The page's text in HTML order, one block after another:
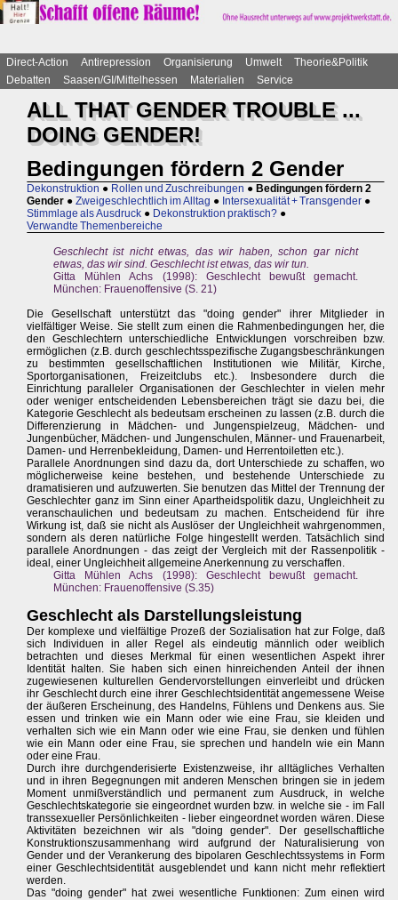
Direct-Action Antirepression Organisierung Umwelt
Theorie&Politik
Debatten
Saasen/GI/Mittelhessen Materialien Service
ALL THAT GENDER TROUBLE ...
DOING GENDER!
Bedingungen fördern 2 Gender
Dekonstruktion ● Rollen und Zuschreibungen ● Bedingungen fördern 2
Gender ● Zweigeschlechtlich im Alltag ● Intersexualität + Transgender ●
Stimmlage als Ausdruck ● Dekonstruktion praktisch? ●
Verwandte Themenbereiche
Geschlecht ist nicht etwas, das wir haben, schon gar nicht
etwas, das wir sind. Geschlecht ist etwas, das wir tun.
Gitta Mühlen Achs (1998): Geschlecht bewußt gemacht.
München: Frauenoffensive (S. 21)
Die Gesellschaft unterstützt das "doing gender" ihrer Mitglieder in
vielfältiger Weise. Sie stellt zum einen die Rahmenbedingungen her, die
den Geschlechtern unterschiedliche Entwicklungen vorschreiben bzw.
ermöglichen (z.B. durch geschlechtsspezifische Zugangsbeschränkungen
zu bestimmten gesellschaftlichen Institutionen wie Militär, Kirche,
Sportorganisationen, Freizeitclubs etc.). Insbesondere durch die
Einrichtung paralleler Organisationen der Geschlechter in vielen mehr
oder weniger entscheidenden Lebensbereichen trägt sie dazu bei, die
Kategorie Geschlecht als bedeutsam erscheinen zu lassen (z.B. durch die
Differenzierung in Mädchen- und Jungenspielzeug, Mädchen- und
Jungenbücher, Mädchen- und Jungenschulen, Männer- und Frauenarbeit,
Damen- und Herrenbekleidung, Damen- und Herrentoiletten etc.).
Parallele Anordnungen sind dazu da, dort Unterschiede zu schaffen, wo
möglicherweise keine bestehen, und bestehende Unterschiede zu
dramatisieren und aufzuwerten. Sie benutzen das Mittel der Trennung der
Geschlechter ganz im Sinn einer Apartheidspolitik dazu, Ungleichheit zu
veranschaulichen und bedeutsam zu machen. Entscheidend für ihre
Wirkung ist, daß sie nicht als Auslöser der Ungleichheit wahrgenommen,
sondern als deren natürliche Folge hingestellt werden. Tatsächlich sind
parallele Anordnungen - das zeigt der Vergleich mit der Rassenpolitik -
ideal, einer Ungleichheit allgemeine Anerkennung zu verschaffen.
Gitta Mühlen Achs (1998): Geschlecht bewußt gemacht.
München: Frauenoffensive (S.35)
Geschlecht als Darstellungsleistung
Der komplexe und vielfältige Prozeß der Sozialisation hat zur Folge, daß
sich Individuen in aller Regel als eindeutig männlich oder weiblich
betrachten und dieses Merkmal für einen wesentlichen Aspekt ihrer
Identität halten. Sie haben sich einen hinreichenden Anteil der ihnen
zugewiesenen kulturellen Gendervorstellungen einverleibt und drücken
ihr Geschlecht durch eine ihrer Geschlechtsidentität angemessene Weise
der äußeren Erscheinung, des Handelns, Fühlens und Denkens aus. Sie
essen und trinken wie ein Mann oder wie eine Frau, sie kleiden und
verhalten sich wie ein Mann oder wie eine Frau, sie denken und fühlen
wie ein Mann oder eine Frau, sie sprechen und handeln wie ein Mann
oder eine Frau.
Durch ihre durchgenderisierte Existenzweise, ihr alltägliches Verhalten
und in ihren Begegnungen mit anderen Menschen bringen sie in jedem
Moment unmißverständlich und permanent zum Ausdruck, in welche
Geschlechtskategorie sie eingeordnet wurden bzw. in welche sie - im Fall
transsexueller Persönlichkeiten - lieber eingeordnet worden wären. Diese
Aktivitäten bezeichnen wir als "doing gender". Der gesellschaftliche
Konstruktionszusammenhang wird aufgrund der Naturalisierung von
Gender und der Verankerung des bipolaren Geschlechtssystems in Form
einer Geschlechtsidentität ausgeblendet und kann nicht mehr reflektiert
werden.
Das "doing gender" hat zwei wesentliche Funktionen: Zum einen wird